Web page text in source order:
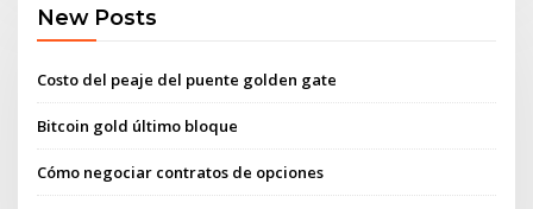
New Posts
Costo del peaje del puente golden gate
Bitcoin gold último bloque
Cómo negociar contratos de opciones